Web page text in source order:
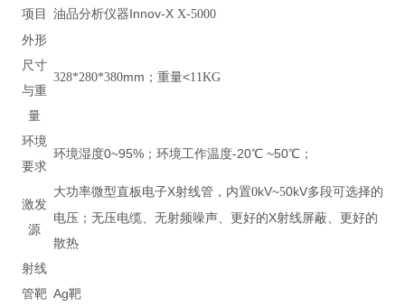
项目 油品分析仪器Innov-X X-5000
外形
尺寸
与重
量
328*280*380mm ；重量<11KG
环境
要求
环境湿度0~95%；环境工作温度-20℃ ~50℃；
激发
源
大功率微型直板电子X射线管，内置0kV~50kV多段可选择的
电压；无压电缆、无射频噪声、更好的X射线屏蔽、更好的
散热
射线
管靶 Ag靶